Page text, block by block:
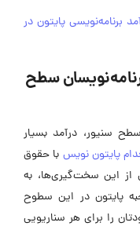
برنامه‌نویسی پایتون در
سطح
سنیور، درآمد بسیار
پایتون نویس با حقوق
از این سخت‌گیری‌ها، به
پایتون در این سطوح
را برای هر سناریویی